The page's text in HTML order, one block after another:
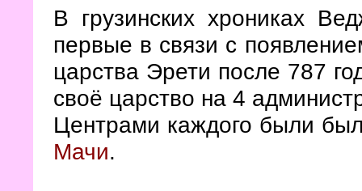
В грузинских хрониках
первые в связи с
царства Эрети после 787
своё царство на 4
Центрами каждого были
Мачи.